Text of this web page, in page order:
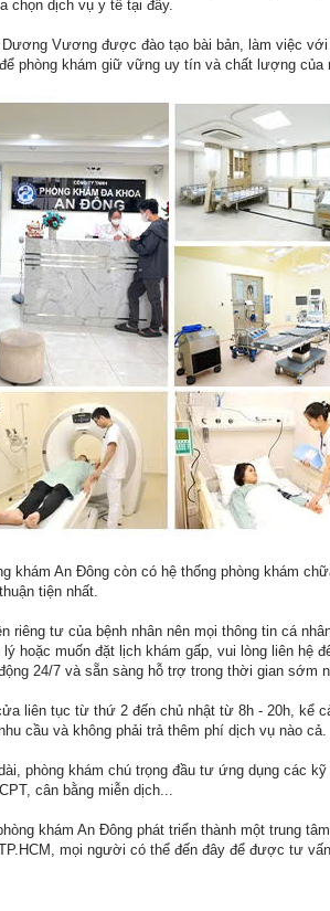
chọn dịch vụ y tế tại đây.
Vương được đào tạo bài bản, làm việc
phòng khám giữ vững uy tín và chất lượng của
khám An Đông còn có hệ thống phòng khám
tiện nhất.
riêng tư của bệnh nhân nên mọi thông tin cá
hoặc muốn đặt lịch khám gấp, vui lòng liên hệ
24/7 và sẵn sàng hỗ trợ trong thời gian sớm
liên tục từ thứ 2 đến chủ nhật từ 8h - 20h, kể
cầu và không phải trả thêm phí dịch vụ nào cả.
phòng khám chú trọng đầu tư ứng dụng các
cân bằng miễn dịch...
khám An Đông phát triển thành một trung
mọi người có thể đến đây để được tư